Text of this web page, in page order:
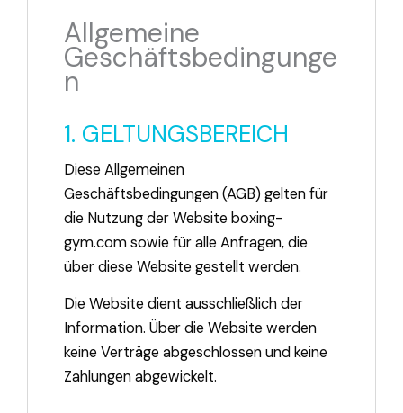
Allgemeine
Geschäftsbedingunge
n
1. GELTUNGSBEREICH
Diese Allgemeinen
Geschäftsbedingungen (AGB) gelten für
die Nutzung der Website boxing-
gym.com sowie für alle Anfragen, die
über diese Website gestellt werden.
Die Website dient ausschließlich der
Information. Über die Website werden
keine Verträge abgeschlossen und keine
Zahlungen abgewickelt.